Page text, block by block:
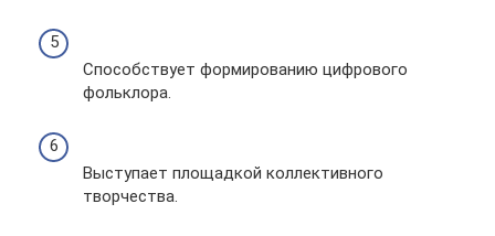
Способствует формированию цифрового
фольклора.
Выступает площадкой коллективного
творчества.